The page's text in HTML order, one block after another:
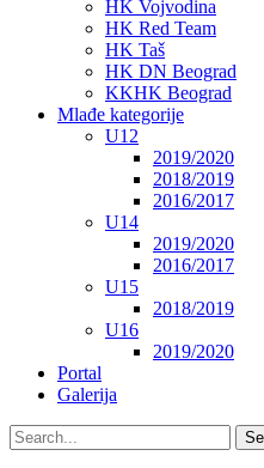
HK Vojvodina
HK Red Team
HK Taš
HK DN Beograd
KKHK Beograd
Mlađe kategorije
U12
2019/2020
2018/2019
2016/2017
U14
2019/2020
2016/2017
U15
2018/2019
U16
2019/2020
Portal
Galerija